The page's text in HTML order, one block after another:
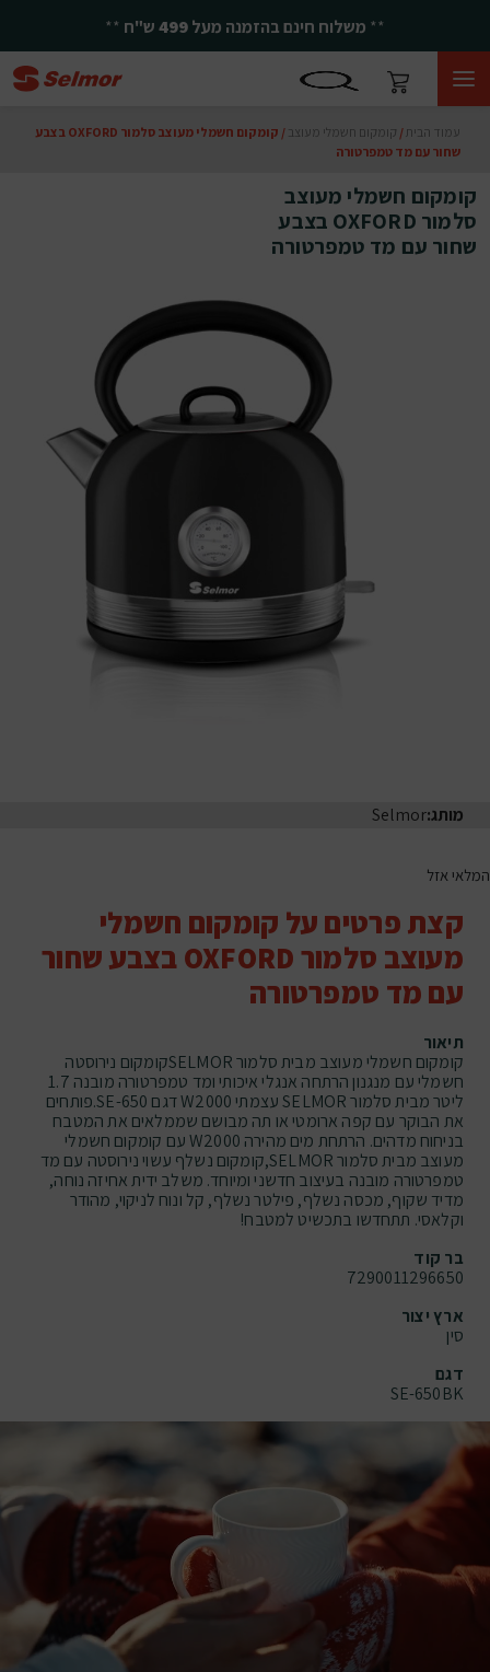
** משלוח חינם בהזמנה מעל499ש"ח **
עמוד הבית / קומקום חשמלי מעוצב
/ קומקום חשמלי מעוצב סלמור OXFORD בצבע
שחור עם מד טמפרטורה
מותג:Selmor
המלאי אזל
קצת פרטים על קומקום חשמלי
מעוצב סלמור OXFORD בצבע שחור
עם מד טמפרטורה
תיאור
קומקום חשמלי מעוצב מבית סלמור SELMORקומקום נירוסטה
חשמלי עם מנגנון הרתחה אנגלי איכותי ומד טמפרטורה מובנה 1.7
ליטר מבית סלמור SELMOR עצמתי W2000 דגם 650-SE.פותחים
את הבוקר עם קפה ארומטי או תה מבושם שממלאים את המטבח
בניחוח מדהים. הרתחת מים מהירה W2000 עם קומקום חשמלי
מעוצב מבית סלמור SELMOR,קומקום נשלף עשוי נירוסטה עם מד
טמפרטורה מובנה בעיצוב חדשני ומיוחד. משלב ידית אחיזה נוחה,
מדיד שקוף, מכסה נשלף, פילטר נשלף, קל ונוח לניקוי, מהודר
וקלאסי. תתחדשו בתכשיט למטבח!
בר קוד
7290011296650
ארץ יצור
סין
דגם
SE-650BK
קומקום חשמלי מעוצב
סלמור OXFORD בצבע
שחור עם מד טמפרטורה